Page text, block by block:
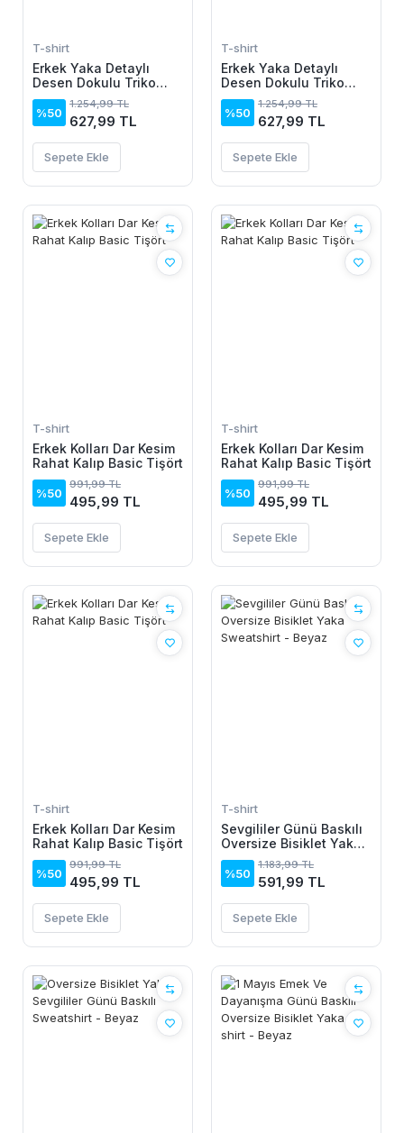
T-shirt
Erkek Yaka Detaylı
Desen Dokulu Triko
Tişört
%50
1.254,99 TL
627,99 TL
Sepete Ekle
T-shirt
Erkek Yaka Detaylı
Desen Dokulu Triko
Tişört
%50
1.254,99 TL
627,99 TL
Sepete Ekle
T-shirt
Erkek Kolları Dar Kesim
Rahat Kalıp Basic Tişört
%50
991,99 TL
495,99 TL
Sepete Ekle
T-shirt
Erkek Kolları Dar Kesim
Rahat Kalıp Basic Tişört
%50
991,99 TL
495,99 TL
Sepete Ekle
T-shirt
Erkek Kolları Dar Kesim
Rahat Kalıp Basic Tişört
%50
991,99 TL
495,99 TL
Sepete Ekle
T-shirt
Sevgililer Günü Baskılı
Oversize Bisiklet Yaka
Sweatshirt - Beyaz
%50
1.183,99 TL
591,99 TL
Sepete Ekle